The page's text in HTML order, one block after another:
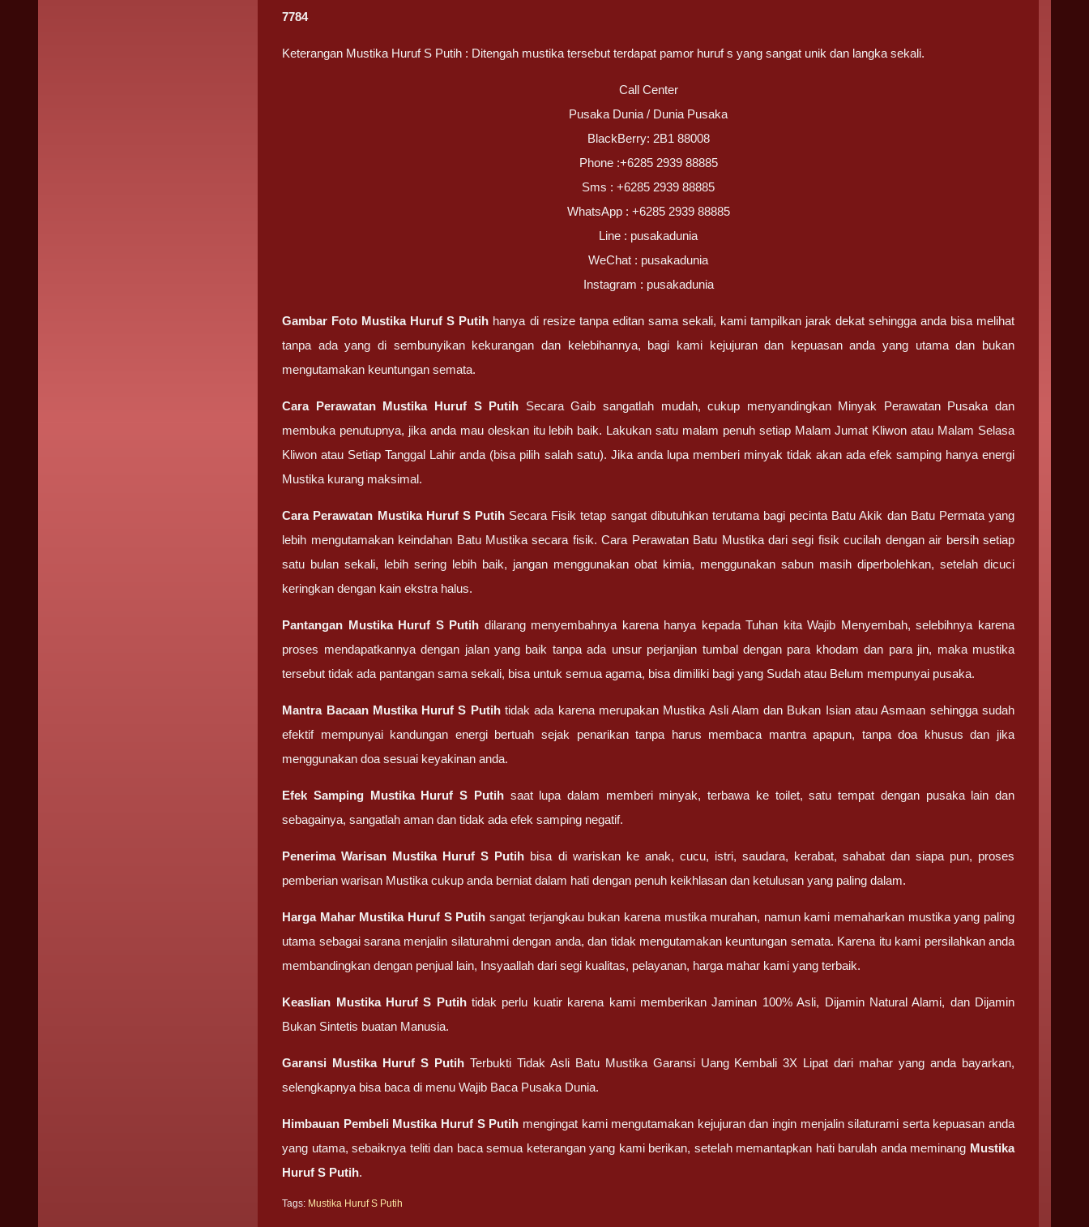
7784
Keterangan Mustika Huruf S Putih : Ditengah mustika tersebut terdapat pamor huruf s yang sangat unik dan langka sekali.
Call Center
Pusaka Dunia / Dunia Pusaka
BlackBerry: 2B1 88008
Phone :+6285 2939 88885
Sms : +6285 2939 88885
WhatsApp : +6285 2939 88885
Line : pusakadunia
WeChat : pusakadunia
Instagram : pusakadunia
Gambar Foto Mustika Huruf S Putih hanya di resize tanpa editan sama sekali, kami tampilkan jarak dekat sehingga anda bisa melihat
tanpa ada yang di sembunyikan kekurangan dan kelebihannya, bagi kami kejujuran dan kepuasan anda yang utama dan bukan
mengutamakan keuntungan semata.
Cara Perawatan Mustika Huruf S Putih Secara Gaib sangatlah mudah, cukup menyandingkan Minyak Perawatan Pusaka dan
membuka penutupnya, jika anda mau oleskan itu lebih baik. Lakukan satu malam penuh setiap Malam Jumat Kliwon atau Malam Selasa
Kliwon atau Setiap Tanggal Lahir anda (bisa pilih salah satu). Jika anda lupa memberi minyak tidak akan ada efek samping hanya energi
Mustika kurang maksimal.
Cara Perawatan Mustika Huruf S PutihSecara Fisik tetap sangat dibutuhkan terutama bagi pecinta Batu Akik dan Batu Permata yang
lebih mengutamakan keindahan Batu Mustika secara fisik. Cara Perawatan Batu Mustika dari segi fisik cucilah dengan air bersih setiap
satu bulan sekali, lebih sering lebih baik, jangan menggunakan obat kimia, menggunakan sabun masih diperbolehkan, setelah dicuci
keringkan dengan kain ekstra halus.
Pantangan Mustika Huruf S Putih dilarang menyembahnya karena hanya kepada Tuhan kita Wajib Menyembah, selebihnya karena
proses mendapatkannya dengan jalan yang baik tanpa ada unsur perjanjian tumbal dengan para khodam dan para jin, maka mustika
tersebut tidak ada pantangan sama sekali, bisa untuk semua agama, bisa dimiliki bagi yang Sudah atau Belum mempunyai pusaka.
Mantra Bacaan Mustika Huruf S Putihtidak ada karena merupakan Mustika Asli Alam dan Bukan Isian atau Asmaan sehingga sudah
efektif mempunyai kandungan energi bertuah sejak penarikan tanpa harus membaca mantra apapun, tanpa doa khusus dan jika
menggunakan doa sesuai keyakinan anda.
Efek Samping Mustika Huruf S Putihsaat lupa dalam memberi minyak, terbawa ke toilet, satu tempat dengan pusaka lain dan
sebagainya, sangatlah aman dan tidak ada efek samping negatif.
Penerima Warisan Mustika Huruf S Putih bisa di wariskan ke anak, cucu, istri, saudara, kerabat, sahabat dan siapa pun, proses
pemberian warisan Mustika cukup anda berniat dalam hati dengan penuh keikhlasan dan ketulusan yang paling dalam.
Harga Mahar Mustika Huruf S Putih sangat terjangkau bukan karena mustika murahan, namun kami memaharkan mustika yang paling
utama sebagai sarana menjalin silaturahmi dengan anda, dan tidak mengutamakan keuntungan semata. Karena itu kami persilahkan anda
membandingkan dengan penjual lain, Insyaallah dari segi kualitas, pelayanan, harga mahar kami yang terbaik.
Keaslian Mustika Huruf S Putihtidak perlu kuatir karena kami memberikan Jaminan 100% Asli, Dijamin Natural Alami, dan Dijamin
Bukan Sintetis buatan Manusia.
Garansi Mustika Huruf S PutihTerbukti Tidak Asli Batu Mustika Garansi Uang Kembali 3X Lipat dari mahar yang anda bayarkan,
selengkapnya bisa baca di menu Wajib Baca Pusaka Dunia.
Himbauan Pembeli Mustika Huruf S Putih mengingat kami mengutamakan kejujuran dan ingin menjalin silaturami serta kepuasan anda
yang utama, sebaiknya teliti dan baca semua keterangan yang kami berikan, setelah memantapkan hati barulah anda meminang Mustika
Huruf S Putih.
Tags: Mustika Huruf S Putih